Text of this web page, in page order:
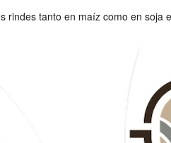
tanto en maíz como en soja